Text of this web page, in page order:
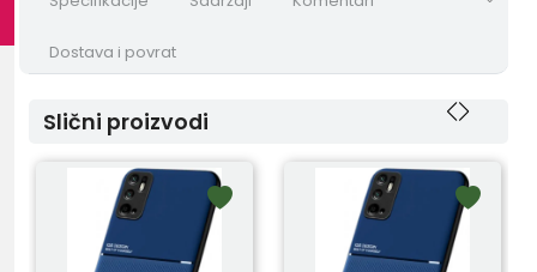
Dostava i povrat
Slični proizvodi